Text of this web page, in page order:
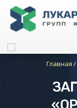
Главная /